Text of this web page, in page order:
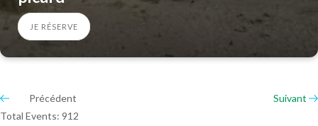
JE RÉSERVE
Précédent
Suivant
Total Events: 912